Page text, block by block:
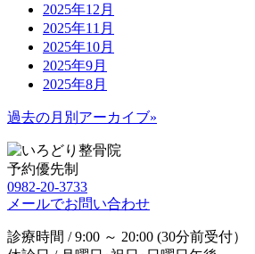
2025年12月
2025年11月
2025年10月
2025年9月
2025年8月
過去の月別アーカイブ»
予約優先制
0982-20-3733
メールでお問い合わせ
診療時間 / 9:00 ～ 20:00 (30分前受付）